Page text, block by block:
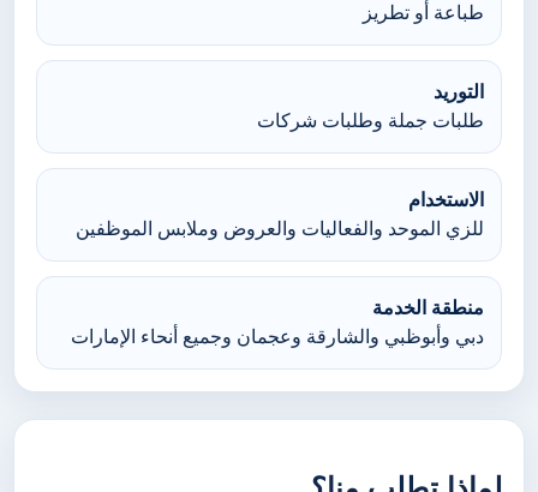
طباعة أو تطريز
التوريد
طلبات جملة وطلبات شركات
الاستخدام
للزي الموحد والفعاليات والعروض وملابس الموظفين
منطقة الخدمة
دبي وأبوظبي والشارقة وعجمان وجميع أنحاء الإمارات